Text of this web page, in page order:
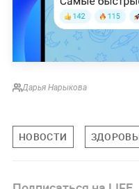
Дарья Нарыкова
НОВОСТИ